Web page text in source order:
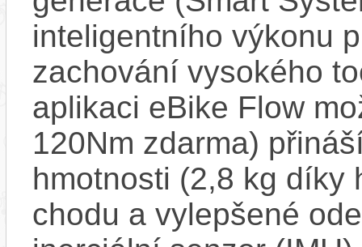
inteligentního výkonu
zachování vysokého
aplikaci eBike Flow
120Nm zdarma)
hmotnosti (2,8 kg díky
chodu a vylepšené